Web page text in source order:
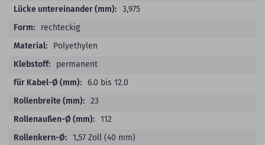
3,975
rechteckig
Polyethylen
permanent
6.0 bis 12.0
23
112
1,57 Zoll (40 mm)